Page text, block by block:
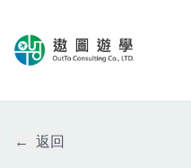
遨圖遊學OutTo Study
← 返回